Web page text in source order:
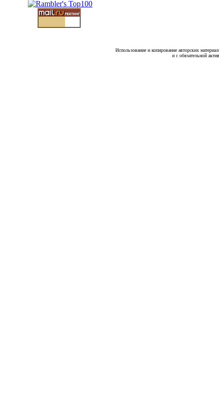
Использование и копирование авторских
и с обязательной